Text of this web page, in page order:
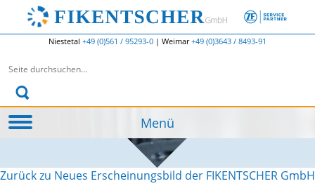
Niestetal +49 (0)561 / 95293-0 | Weimar+49 (0)3643 / 8493-91
Suchen nach:
Menü
Zurück zu Neues Erscheinungsbild der FIKENTSCHER GmbH